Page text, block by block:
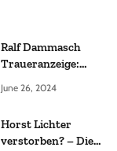
Ralf Dammasch
Traueranzeige:
Informationen
June 26, 2024
Horst Lichter
verstorben? – Die